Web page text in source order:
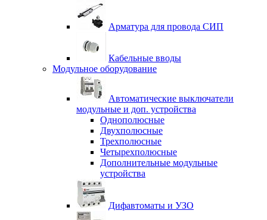
Арматура для провода СИП
Кабельные вводы
Модульное оборудование
Автоматические выключатели
модульные и доп. устройства
Однополюсные
Двухполюсные
Трехполюсные
Четырехполюсные
Дополнительные модульные
устройства
Дифавтоматы и УЗО